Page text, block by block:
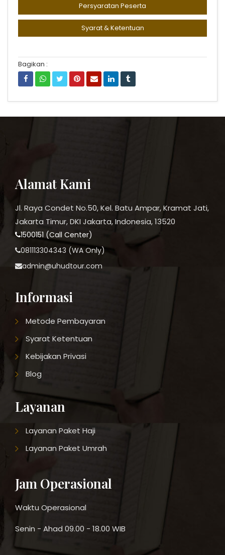
Persyaratan Peserta
Syarat & Ketentuan
Bagikan :
Alamat Kami
Jl. Raya Condet No.50, Kel. Batu Ampar, Kramat Jati,
Jakarta Timur, DKI Jakarta, Indonesia, 13520
1500151 (Call Center)
081113304343 (WA Only)
admin@uhudtour.com
Informasi
Metode Pembayaran
Syarat Ketentuan
Kebijakan Privasi
Blog
Layanan
Layanan Paket Haji
Layanan Paket Umrah
Jam Operasional
Waktu Operasional
Senin - Ahad 09.00 - 18.00 WIB